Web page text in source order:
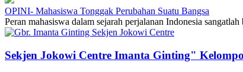
OPINI- Mahasiswa Tonggak Perubahan Suatu Bangsa
Peran mahasiswa dalam sejarah perjalanan Indonesia
Sekjen Jokowi Centre Imanta Ginting"